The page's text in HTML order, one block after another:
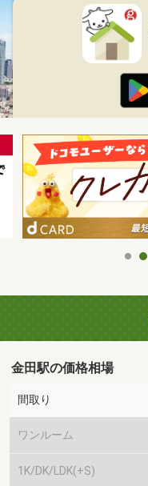
金田駅の価格相場
間取り
ワンルーム
1K/DK/LDK(+S)